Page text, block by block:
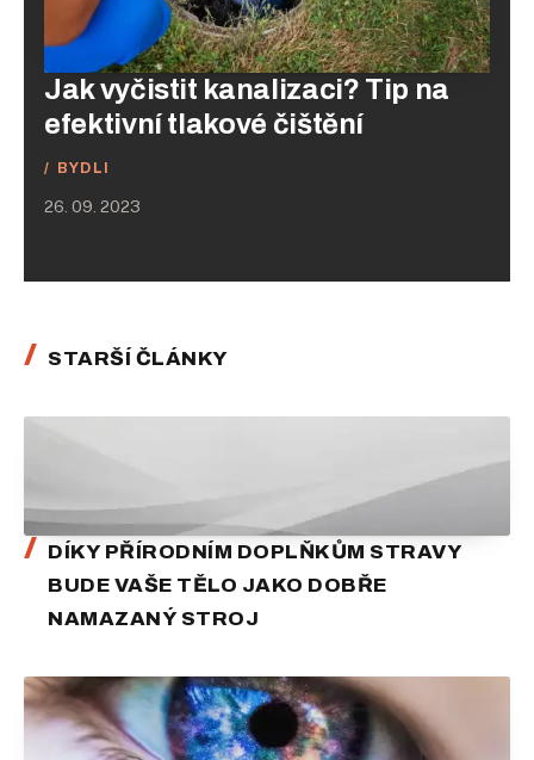
Jak vyčistit kanalizaci? Tip na
efektivní tlakové čištění
BYDLI
26. 09. 2023
STARŠÍ ČLÁNKY
DÍKY PŘÍRODNÍM DOPLŇKŮM STRAVY
BUDE VAŠE TĚLO JAKO DOBŘE
NAMAZANÝ STROJ